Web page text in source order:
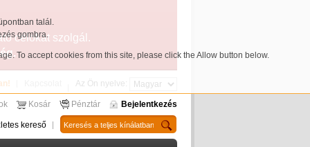
talál.
gombra.
. To accept cookies from this site, please click the Allow button below.
célokat szolgál.
Az Ön nyelve:
Kosár Pénztár Bejelentkezés
kereső